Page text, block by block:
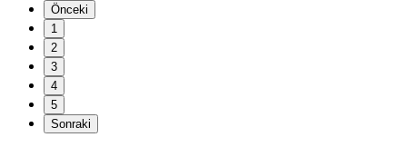
Önceki
1
2
3
4
5
Sonraki